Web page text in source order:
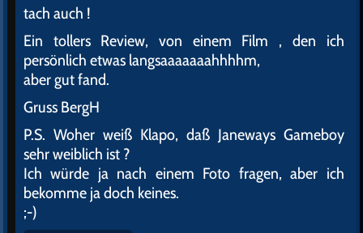
tach auch !
Ein tollers Review, von einem Film , den ich
persönlich etwas langsaaaaaaahhhhm,
aber gut fand.
Gruss BergH
P.S. Woher weiß Klapo, daß Janeways Gameboy
sehr weiblich ist ?
Ich würde ja nach einem Foto fragen, aber ich
bekomme ja doch keines.
;-)